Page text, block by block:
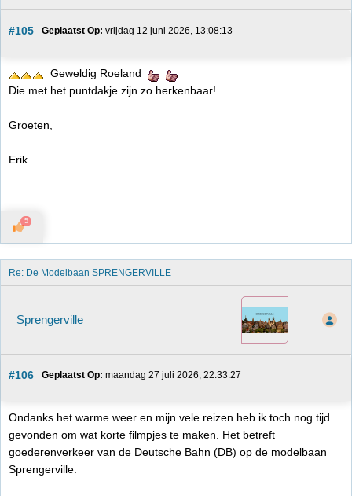
#105 Geplaatst Op: vrijdag 12 juni 2026, 13:08:13
Geweldig Roeland
Die met het puntdakje zijn zo herkenbaar!
Groeten,
Erik.
5
Re: De Modelbaan SPRENGERVILLE
Sprengerville
#106 Geplaatst Op: maandag 27 juli 2026, 22:33:27
Ondanks het warme weer en mijn vele reizen heb ik toch nog tijd
gevonden om wat korte filmpjes te maken. Het betreft
goederenverkeer van de Deutsche Bahn (DB) op de modelbaan
Sprengerville.